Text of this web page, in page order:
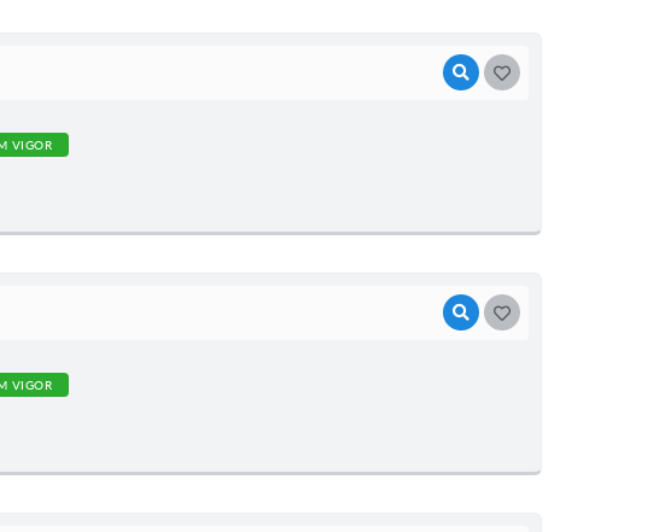
VISUALIZAR
VIGOR
VISUALIZAR
VIGOR